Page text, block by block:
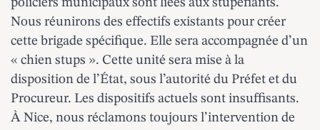
policiers municipaux sont liées aux stupéfiants.
Nous réunirons des effectifs existants pour créer
cette brigade spécifique. Elle sera accompagnée d’un
« chien stups ». Cette unité sera mise à la
disposition de l’État, sous l’autorité du Préfet et du
Procureur. Les dispositifs actuels sont insuffisants.
À Nice, nous réclamons toujours l’intervention de